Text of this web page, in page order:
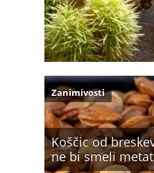
Koščic od
ne bi smeli
Zanimivosti